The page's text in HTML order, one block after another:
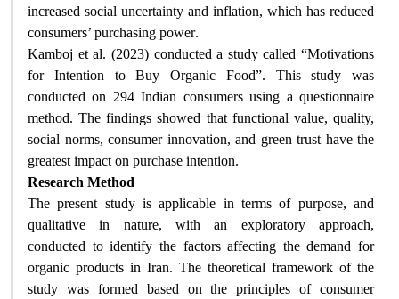
increased social uncertainty and inflation, which has reduced
consumers’ purchasing power.
Kamboj et al. (2023) conducted a study called “Motivations
for Intention to Buy Organic Food”. This study was
conducted on 294 Indian consumers using a questionnaire
method. The findings showed that functional value, quality,
social norms, consumer innovation, and green trust have the
greatest impact on purchase intention.
Research Method
The present study is applicable in terms of purpose, and
qualitative in nature, with an exploratory approach,
conducted to identify the factors affecting the demand for
organic products in Iran. The theoretical framework of the
study was formed based on the principles of consumer